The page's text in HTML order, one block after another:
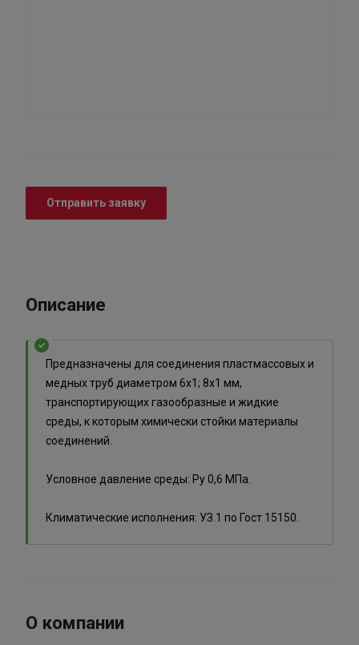
Отправить заявку
Описание
Предназначены для соединения пластмассовых и
медных труб диаметром 6х1; 8х1 мм,
транспортирующих газообразные и жидкие
среды, к которым химически стойки материалы
соединений.
Условное давление среды: Ру 0,6 МПа.
Климатические исполнения: УЗ.1 по Гост 15150.
О компании